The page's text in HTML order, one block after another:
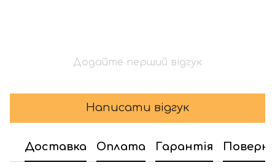
Додайте перший відгук
Написати відгук
Доставка Оплата Гарантія